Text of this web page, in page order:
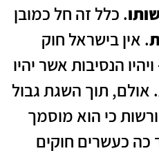
. כלל זה חל כמובן
. אין בישראל חוק
הנסיבות אשר יהיו
תוך השגת גבול
כי הוא מוסמך
כה כעשרים חוקים